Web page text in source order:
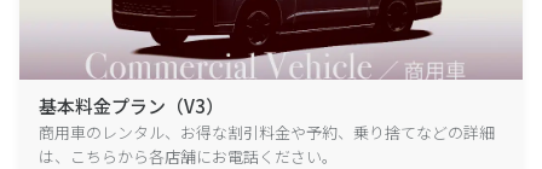
基本料金プラン（V3）
商用車のレンタル、お得な割引料金や予約、乗り捨てなどの詳細
は、こちらから各店舗にお電話ください。